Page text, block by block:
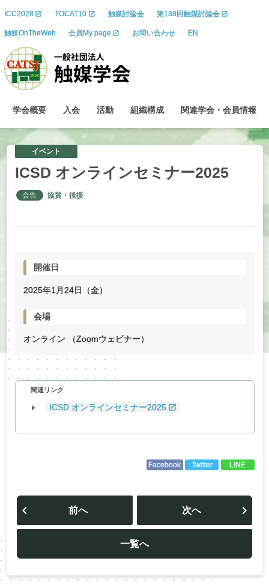
ICC2028 TOCAT10 触媒討論会 第138回触媒討論会
触媒OnTheWeb 会員My page お問い合わせ EN
学会概要 入会 活動 組織構成 関連学会 ・ 会員情報
イベント
ICSD オンラインセミナー2025
会告 協賛・後援
開催日
2025年1 月24日（金）
会場
オンライン （Zoomウェビナー）
関連リンク
ICSD オンラインセミナー2025
Facebook Twitter LINE
投
ビ
ー
シ
ョ
前へ
一覧へ
次へ